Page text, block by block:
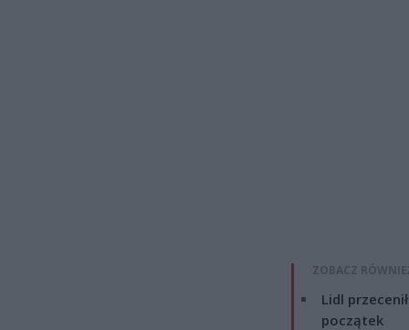
ZOBACZ
Lidl
początek